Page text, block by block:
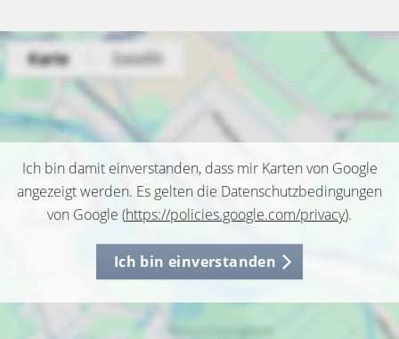
Ich bin damit einverstanden, dass mir Karten von Google
angezeigt werden. Es gelten die Datenschutzbedingungen
von Google (https://policies.google.com/privacy).
Ich bin einverstanden